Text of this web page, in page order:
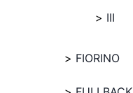
III
FIORINO